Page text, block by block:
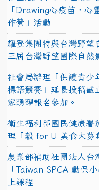
「Drawing心疫苗，心
作營」活動
耀登集團特與台灣野望
三屆台灣野望國際自然
社會局辦理「保護青少
標語競賽」延長投稿
家踴躍報名參加。
衛生福利部國民健康
理「穀 for U 美食大募
農業部補助社團法人台
「Taiwan SPCA 動保
上課程